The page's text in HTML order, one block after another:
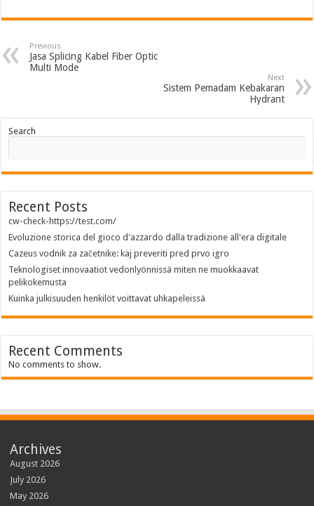
Previous
Jasa Splicing Kabel Fiber Optic
Multi Mode
Next
Sistem Pemadam Kebakaran
Hydrant
Search
Recent Posts
cw-check-https://test.com/
Evoluzione storica del gioco d'azzardo dalla tradizione all'era digitale
Cazeus vodnik za začetnike: kaj preveriti pred prvo igro
Teknologiset innovaatiot vedonlyönnissä miten ne muokkaavat
pelikokemusta
Kuinka julkisuuden henkilöt voittavat uhkapeleissä
Recent Comments
No comments to show.
Archives
August 2026
July 2026
May 2026